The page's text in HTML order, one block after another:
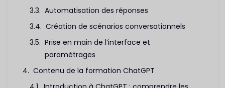
Automatisation des réponses
Création de scénarios conversationnels
Prise en main de l’interface et
paramétrages
Contenu de la formation ChatGPT